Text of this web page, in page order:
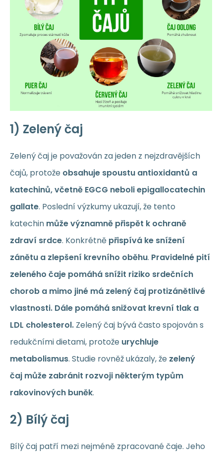
1) Zelený čaj
Zelený čaj je považován za jeden z nejzdravějších
čajů, protože obsahuje spoustu antioxidantů a
katechinů, včetně EGCG neboli epigallocatechin
gallate. Poslední výzkumy ukazují, že tento
katechin může významně přispět k ochraně
zdraví srdce. Konkrétně přispívá ke snížení
zánětu a zlepšení krevního oběhu. Pravidelné pití
zeleného čaje pomáhá snížit riziko srdečních
chorob a mimo jiné má zelený čaj protizánětlivé
vlastnosti. Dále pomáhá snižovat krevní tlak a
LDL cholesterol. Zelený čaj bývá často spojován s
redukčními dietami, protože urychluje
metabolismus. Studie rovněž ukázaly, že zelený
čaj může zabránit rozvoji některým typům
rakovinových buněk.
2) Bílý čaj
Bílý čaj patří mezi nejméně zpracované čaje. Jeho